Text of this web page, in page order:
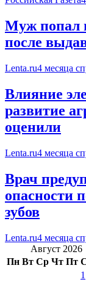
Муж попал
после
Lenta.ru4 месяца
Влияние
развитие
оценили
Lenta.ru4 месяца
Врач
опасности
зубов
Lenta.ru4 месяца
Август 2026
Пн Вт Ср Чт Пт
1